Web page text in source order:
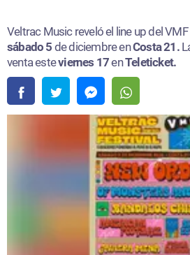
Veltrac Music reveló el line up del
sábado 5 de diciembre enCosta 21.
venta esteviernes 17enTeleticket.